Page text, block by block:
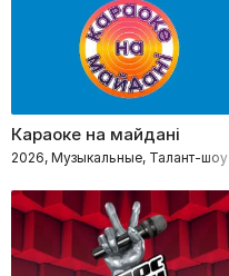
Караоке на майдані
2026, Музыкальные, Талант-шоу